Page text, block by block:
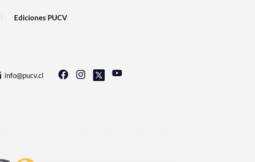
Ediciones PUCV
info@pucv.cl